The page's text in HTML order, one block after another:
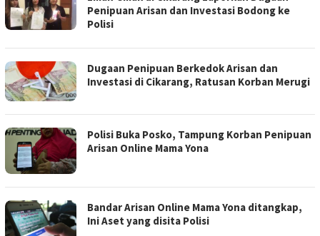
Penipuan Arisan dan Investasi Bodong ke
Polisi
Dugaan Penipuan Berkedok Arisan dan
Investasi di Cikarang, Ratusan Korban Merugi
Polisi Buka Posko, Tampung Korban Penipuan
Arisan Online Mama Yona
Bandar Arisan Online Mama Yona ditangkap,
Ini Aset yang disita Polisi